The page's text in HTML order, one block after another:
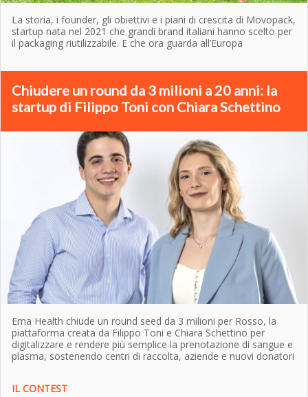
La storia, i founder, gli obiettivi e i piani di crescita di Movopack,
startup nata nel 2021 che grandi brand italiani hanno scelto per
il packaging riutilizzabile. E che ora guarda all’Europa
Chiudere un round da 3 milioni a 20 anni: la
startup di Filippo Toni con Chiara Schettino
Ema Health chiude un round seed da 3 milioni per Rosso, la
piattaforma creata da Filippo Toni e Chiara Schettino per
digitalizzare e rendere più semplice la prenotazione di sangue e
plasma, sostenendo centri di raccolta, aziende e nuovi donatori
IL CONTEST